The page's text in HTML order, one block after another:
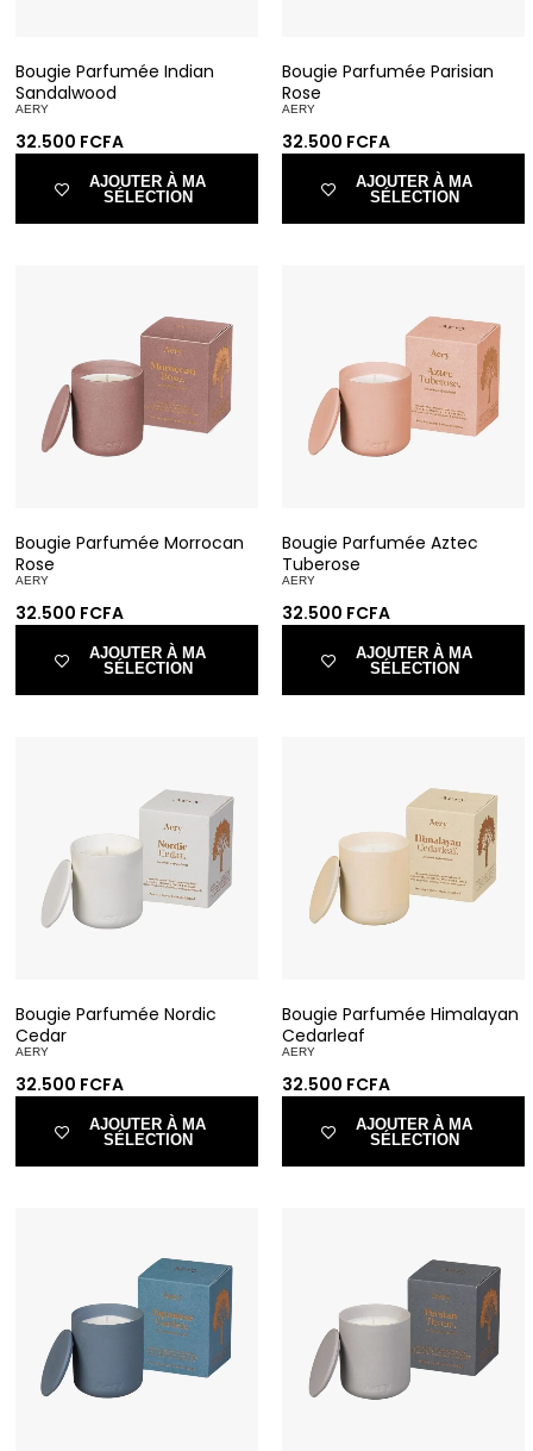
Bougie Parfumée Indian
Sandalwood
AERY
32.500 FCFA
AJOUTER À MA
SÉLECTION
Bougie Parfumée Parisian
Rose
AERY
32.500 FCFA
AJOUTER À MA
SÉLECTION
Bougie Parfumée Morrocan
Rose
AERY
32.500 FCFA
AJOUTER À MA
SÉLECTION
Bougie Parfumée Aztec
Tuberose
AERY
32.500 FCFA
AJOUTER À MA
SÉLECTION
Bougie Parfumée Nordic
Cedar
AERY
32.500 FCFA
AJOUTER À MA
SÉLECTION
Bougie Parfumée Himalayan
Cedarleaf
AERY
32.500 FCFA
AJOUTER À MA
SÉLECTION